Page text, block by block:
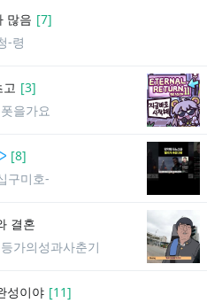
많음 [7]
-령
[3]
을가요
[8]
구미호-
결혼
가의성과사춘기
성이야 [11]